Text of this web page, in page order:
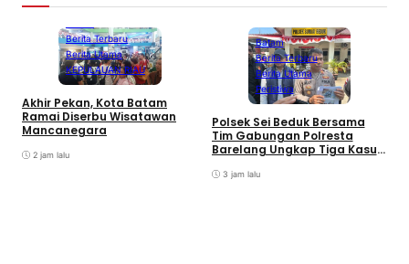
Berita Terbaru
Berita Utama
KEPULAUAN RIAU
Akhir Pekan, Kota Batam
Ramai Diserbu Wisatawan
Mancanegara
2 jam lalu
Batam
Berita Terbaru
Berita Utama
Peristiwa
Polsek Sei Beduk Bersama
Tim Gabungan Polresta
Barelang Ungkap Tiga Kasus
3 jam lalu